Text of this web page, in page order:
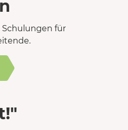
Schulungen für